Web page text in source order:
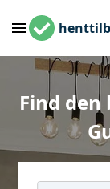
Find den